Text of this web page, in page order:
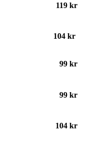
119 kr
104 kr
99 kr
99 kr
104 kr